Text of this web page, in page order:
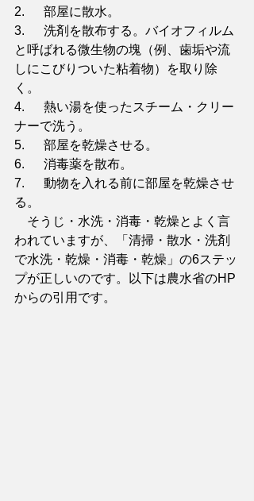
2.      部屋に散水。
3.      洗剤を散布する。バイオフィルム
と呼ばれる微生物の塊（例、歯垢や流
しにこびりついた粘着物）を取り除
く。
4.      熱い湯を使ったスチーム・クリー
ナーで洗う。
5.      部屋を乾燥させる。
6.      消毒薬を散布。
7.      動物を入れる前に部屋を乾燥させ
る。
そうじ・水洗・消毒・乾燥とよく言
われていますが、「清掃・散水・洗剤
で水洗・乾燥・消毒・乾燥」の6ステッ
プが正しいのです。以下は農水省のHP
からの引用です。